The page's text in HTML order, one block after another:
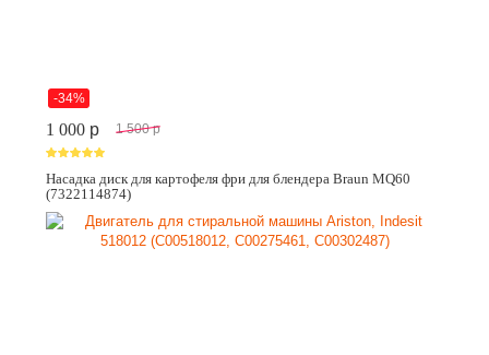
-34%
1 000 p 1 500 p
Насадка диск для картофеля фри для блендера Braun MQ60
(7322114874)